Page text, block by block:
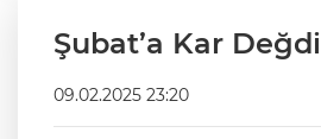
Şubat’a Kar Değdi
09.02.2025 23:20